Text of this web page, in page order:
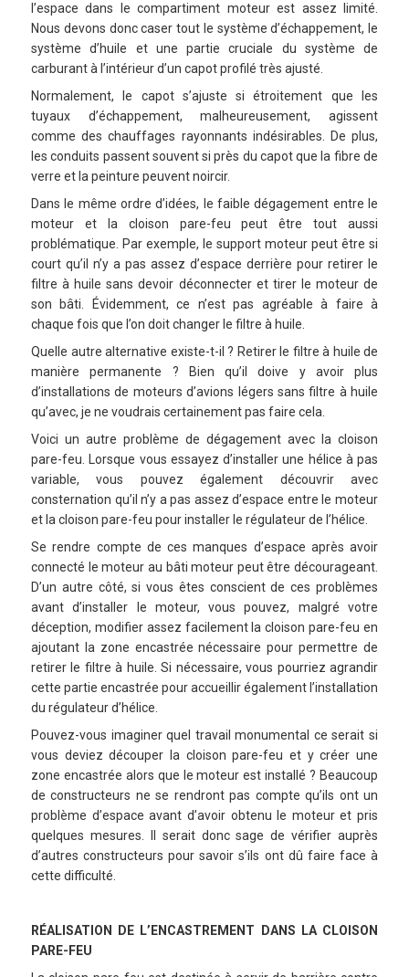
l’espace dans le compartiment moteur est assez limité.
Nous devons donc caser tout le système d’échappement, le
système d’huile et une partie cruciale du système de
carburant à l’intérieur d’un capot profilé très ajusté.
Normalement, le capot s’ajuste si étroitement que les
tuyaux d’échappement, malheureusement, agissent
comme des chauffages rayonnants indésirables. De plus,
les conduits passent souvent si près du capot que la fibre de
verre et la peinture peuvent noircir.
Dans le même ordre d’idées, le faible dégagement entre le
moteur et la cloison pare-feu peut être tout aussi
problématique. Par exemple, le support moteur peut être si
court qu’il n’y a pas assez d’espace derrière pour retirer le
filtre à huile sans devoir déconnecter et tirer le moteur de
son bâti. Évidemment, ce n’est pas agréable à faire à
chaque fois que l’on doit changer le filtre à huile.
Quelle autre alternative existe-t-il ? Retirer le filtre à huile de
manière permanente ? Bien qu’il doive y avoir plus
d’installations de moteurs d’avions légers sans filtre à huile
qu’avec, je ne voudrais certainement pas faire cela.
Voici un autre problème de dégagement avec la cloison
pare-feu. Lorsque vous essayez d’installer une hélice à pas
variable, vous pouvez également découvrir avec
consternation qu’il n’y a pas assez d’espace entre le moteur
et la cloison pare-feu pour installer le régulateur de l’hélice.
Se rendre compte de ces manques d’espace après avoir
connecté le moteur au bâti moteur peut être décourageant.
D’un autre côté, si vous êtes conscient de ces problèmes
avant d’installer le moteur, vous pouvez, malgré votre
déception, modifier assez facilement la cloison pare-feu en
ajoutant la zone encastrée nécessaire pour permettre de
retirer le filtre à huile. Si nécessaire, vous pourriez agrandir
cette partie encastrée pour accueillir également l’installation
du régulateur d’hélice.
Pouvez-vous imaginer quel travail monumental ce serait si
vous deviez découper la cloison pare-feu et y créer une
zone encastrée alors que le moteur est installé ? Beaucoup
de constructeurs ne se rendront pas compte qu’ils ont un
problème d’espace avant d’avoir obtenu le moteur et pris
quelques mesures. Il serait donc sage de vérifier auprès
d’autres constructeurs pour savoir s’ils ont dû faire face à
cette difficulté.
RÉALISATION DE L’ENCASTREMENT DANS LA CLOISON
PARE-FEU